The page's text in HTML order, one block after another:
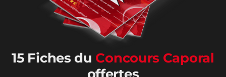
15 Fiches du Concours Caporal
offertes